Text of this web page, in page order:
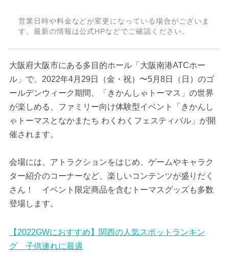
営業日時や料金などが変更になっている場合がございま
す。最新の情報は公式HPなどでご確認ください。
大阪府大阪市にある多目的ホール「大阪南港ATCホー
ル」で、2022年4月29日（金・祝）〜5月8日（日）のゴ
ールデンウィーク期間、「きかんしゃトーマス」の世界
が楽しめる、ファミリー向け体験型イベント「きかんし
ゃトーマスとなかまたち わくわくフェスティバル」が開
催されます。
会場には、アトラクションをはじめ、ゲームやキャラク
ター紹介のコーナーなど、楽しいコンテンツが盛りだく
さん！ イベント限定商品を含むトーマスグッズも多数
登場します。
【2022GWにおすすめ】関西の人気スポットランキン
グ 子供連れに最適